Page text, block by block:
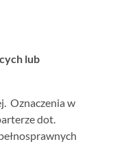
lub
Oznaczenia w
dot.